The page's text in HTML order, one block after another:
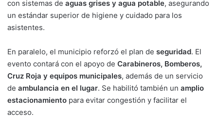
con sistemas de aguas grises y agua potable, asegurando
un estándar superior de higiene y cuidado para los
asistentes.
En paralelo, el municipio reforzó el plan de seguridad. El
evento contará con el apoyo de Carabineros, Bomberos,
Cruz Roja y equipos municipales, además de un servicio
de ambulancia en el lugar. Se habilitó también un amplio
estacionamiento para evitar congestión y facilitar el
acceso.